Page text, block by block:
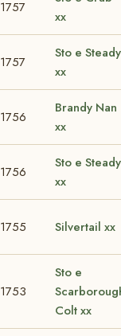
1757
xx
1757
Sto e Steady
xx
1756
Brandy Nan
xx
1756
Sto e Steady
xx
1755 Silvertail xx
1753
Sto e
Colt xx